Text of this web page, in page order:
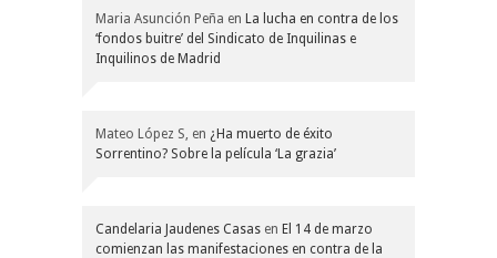
Maria Asunción Peña en La lucha en contra de los
‘fondos buitre’ del Sindicato de Inquilinas e
Inquilinos de Madrid
Mateo López S, en ¿Ha muerto de éxito
Sorrentino? Sobre la película ‘La grazia’
Candelaria Jaudenes Casas en El 14 de marzo
comienzan las manifestaciones en contra de la